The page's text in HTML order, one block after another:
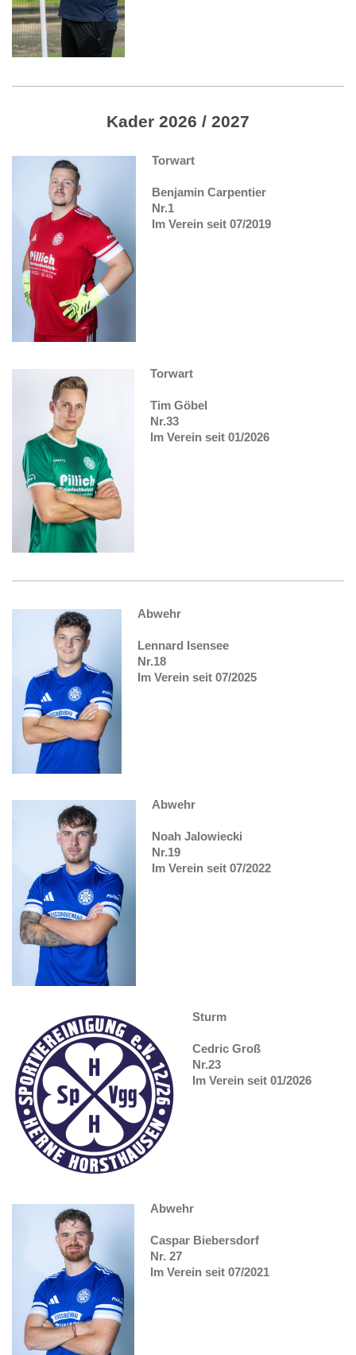
Kader 2026 / 2027
Torwart
Benjamin Carpentier
Nr.1
Im Verein seit 07/2019
Torwart
Tim Göbel
Nr.33
Im Verein seit 01/2026
Abwehr
Lennard Isensee
Nr.18
Im Verein seit 07/2025
Abwehr
Noah Jalowiecki
Nr.19
Im Verein seit 07/2022
Sturm
Cedric Groß
Nr.23
Im Verein seit 01/2026
Abwehr
Caspar Biebersdorf
Nr. 27
Im Verein seit 07/2021